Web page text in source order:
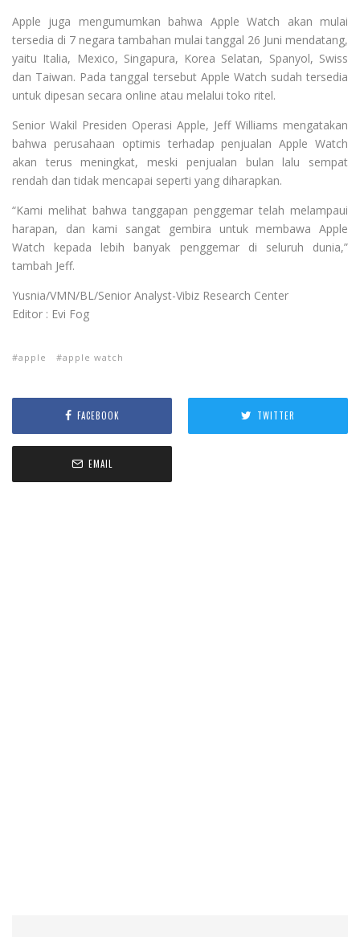
Apple juga mengumumkan bahwa Apple Watch akan mulai
tersedia di 7 negara tambahan mulai tanggal 26 Juni mendatang,
yaitu Italia, Mexico, Singapura, Korea Selatan, Spanyol, Swiss
dan Taiwan. Pada tanggal tersebut Apple Watch sudah tersedia
untuk dipesan secara online atau melalui toko ritel.
Senior Wakil Presiden Operasi Apple, Jeff Williams mengatakan
bahwa perusahaan optimis terhadap penjualan Apple Watch
akan terus meningkat, meski penjualan bulan lalu sempat
rendah dan tidak mencapai seperti yang diharapkan.
“Kami melihat bahwa tanggapan penggemar telah melampaui
harapan, dan kami sangat gembira untuk membawa Apple
Watch kepada lebih banyak penggemar di seluruh dunia,”
tambah Jeff.
Yusnia/VMN/BL/Senior Analyst-Vibiz Research Center
Editor : Evi Fog
apple apple watch
FACEBOOK TWITTER
EMAIL